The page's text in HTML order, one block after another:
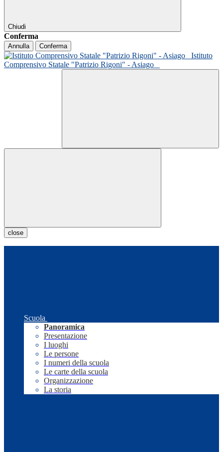
Chiudi
Conferma
Annulla Conferma
Istituto
Comprensivo Statale "Patrizio Rigoni" - Asiago
close
Scuola
Panoramica
Presentazione
I luoghi
Le persone
I numeri della scuola
Le carte della scuola
Organizzazione
La storia